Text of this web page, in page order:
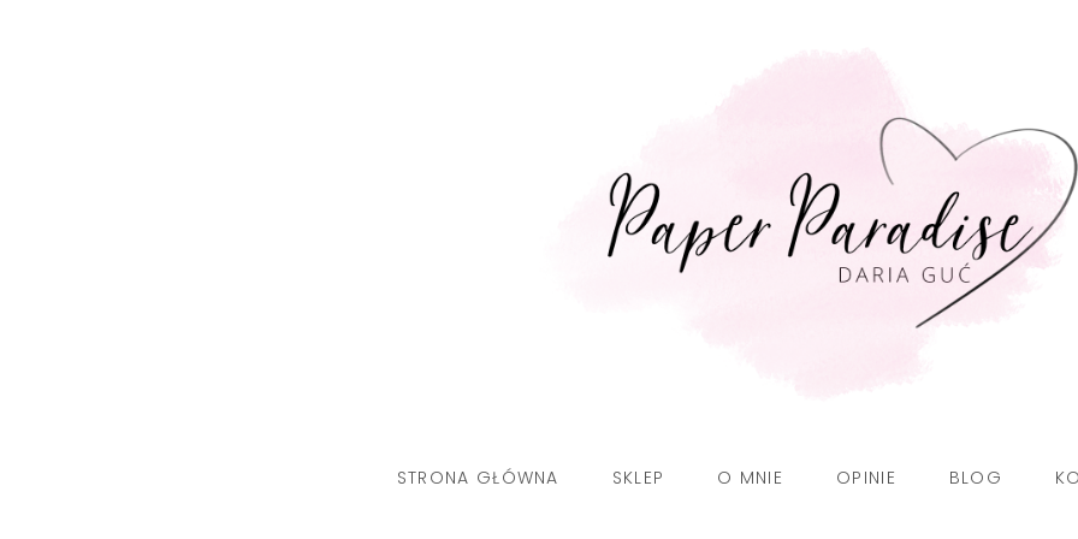
STRONA GŁÓWNA SKLEP O MNIE OPINIE BLOG